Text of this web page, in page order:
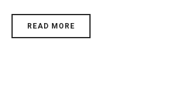
READ MORE